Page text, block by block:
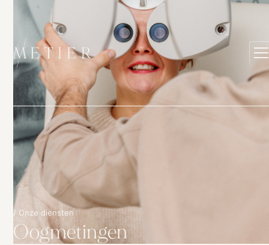
/ Onze diensten
Oogmetingen